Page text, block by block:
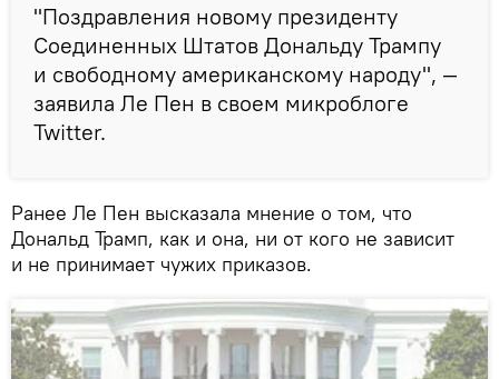
"Поздравления новому президенту
Соединенных Штатов Дональду Трампу
и свободному американскому народу", —
заявила Ле Пен в своем микроблоге
Twitter.
Ранее Ле Пен высказала мнение о том, что
Дональд Трамп, как и она, ни от кого не зависит
и не принимает чужих приказов.